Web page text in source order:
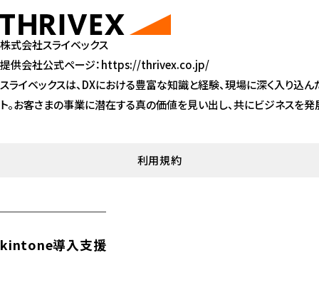
株式会社スライベックス
提供会社公式ページ：https://thrivex.co.jp/
スライベックスは、DXにおける豊富な知識と経験、現場に深く入り込
ト。お客さまの事業に潜在する真の価値を見い出し、共にビジネスを
利用規約
kintone導入支援